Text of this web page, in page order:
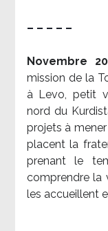
– – – – –
Novembre
mission de la
à Levo, petit
nord du
projets à
placent la
prenant le
comprendre la
les accueillent